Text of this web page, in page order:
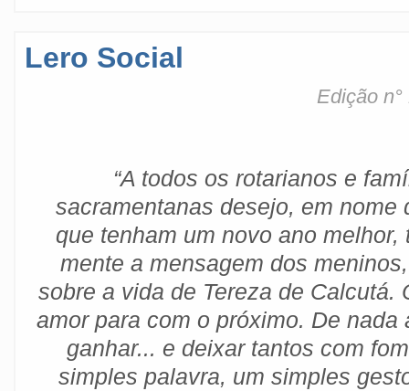
Lero Social
Edição
“A todos os rotarianos e
sacramentanas desejo, em nome
que tenham um novo ano melhor,
mente a mensagem dos
sobre a vida de Tereza de Calcutá.
amor para com o próximo. De nada
ganhar... e deixar tantos com
simples palavra, um simples